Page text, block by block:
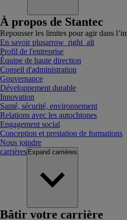
À propos de Stantec
Repousser les limites pour agir dans
En savoir plusarrow_right_alt
Profil de l'entreprise
Équipe de haute direction
Conseil d'administration
Gouvernance
Développement durable
Innovation
Santé, sécurité, environnement
Relations avec les autochtones
Engagement social
Conception et prestation de formations
Nous joindre
carrières Expand carrières
Bâtir votre carrière